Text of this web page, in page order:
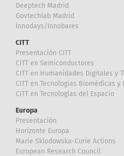
Deeptech Madrid
Govtechlab Madrid
Innodays/Innobares
CITT
Presentación CITT
CITT en Semiconductores
CITT en Humanidades Digitales y
CITT en Tecnologías Biomédicas
CITT en Tecnologías del Espacio
Europa
Presentación
Horizonte Europa
Marie Sklodowska-Curie Actions
European Research Council